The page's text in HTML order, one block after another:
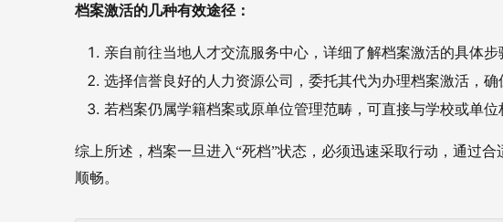
档案激活的几种有效途径：
亲自前往当地人才交流服务中心，详细了解档案激活的具体
选择信誉良好的人力资源公司，委托其代为办理档案激活，
若档案仍属学籍档案或原单位管理范畴，可直接与学校或单
综上所述，档案一旦进入“死档”状态，必须迅速采取行动，通过
顺畅。